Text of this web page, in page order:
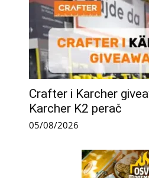
Crafter i Karcher
Karcher K2 perač
05/08/2026